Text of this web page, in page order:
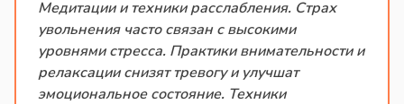
Медитации и техники расслабления. Страх
увольнения часто связан с высокими
уровнями стресса. Практики внимательности и
релаксации снизят тревогу и улучшат
эмоциональное состояние. Техники